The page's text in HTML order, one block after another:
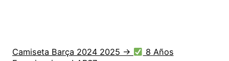
Camiseta Barça 2024 2025 →
8 Años